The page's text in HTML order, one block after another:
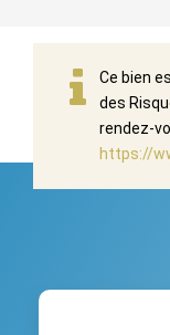
Ce bien
des
rendez-
https://